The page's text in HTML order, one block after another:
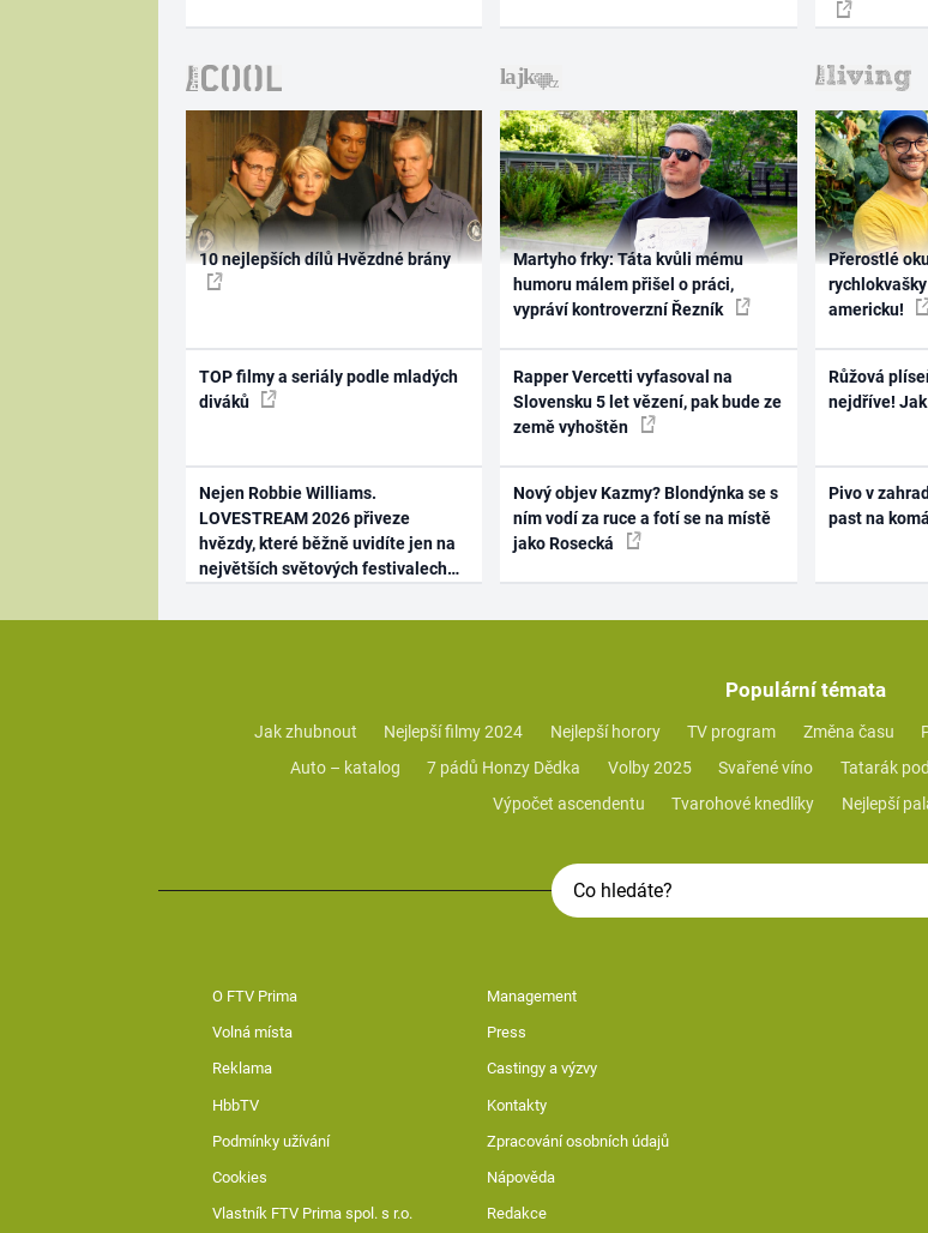
10 nejlepších dílů Hvězdné brány
TOP filmy a seriály podle mladých
diváků
Nejen Robbie Williams.
LOVESTREAM 2026 přiveze
hvězdy, které běžně uvidíte jen na
největších světových festivalech
Martyho frky: Táta kvůli mému
humoru málem přišel o práci,
vypráví kontroverzní Řezník
Rapper Vercetti vyfasoval na
Slovensku 5 let vězení, pak bude ze
země vyhoštěn
Nový objev Kazmy? Blondýnka se s
ním vodí za ruce a fotí se na místě
jako Rosecká
Přerostlé
americku!
Růžová
nejdříve!
Pivo v
past na
Populární témata
Jak zhubnout Nejlepší filmy 2024 Nejlepší horory TV program Změna času
Auto – katalog
7 pádů Honzy Dědka Volby 2025 Svařené víno Tatarák
Výpočet ascendentu
Tvarohové knedlíky Nejlepší
O FTV Prima Management
Volná místa Press
Reklama Castingy a výzvy
HbbTV Kontakty
Podmínky užívání Zpracování osobních údajů
Cookies Nápověda
Vlastník FTV Prima spol. s r.o. Redakce